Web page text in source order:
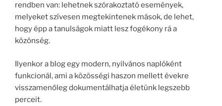
rendben van: lehetnek szórakoztató események,
melyeket szívesen megtekintenek mások, de lehet,
hogy épp a tanulságok miatt lesz fogékony rá a
közönség.
Ilyenkor a blog egy modern, nyilvános naplóként
funkcionál, ami a közösségi haszon mellett évekre
visszamenőleg dokumentálhatja életünk legszebb
perceit.